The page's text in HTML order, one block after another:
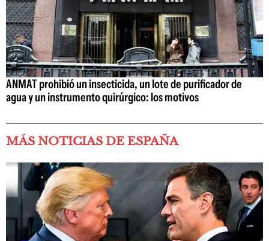
ANMAT prohibió un insecticida, un lote de purificador de
agua y un instrumento quirúrgico: los motivos
MÁS NOTICIAS DE ESPAÑA